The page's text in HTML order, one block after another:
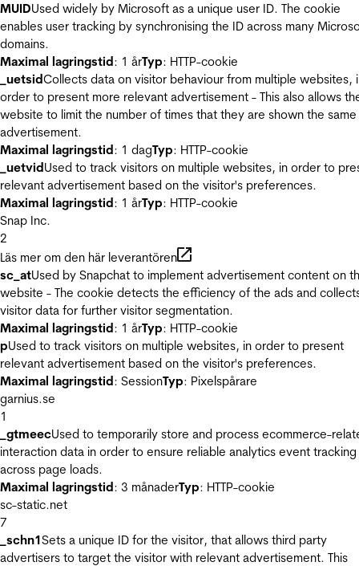
MUIDUsed widely by Microsoft as a unique user ID. The cookie
enables user tracking by synchronising the ID across many
domains.
Maximal lagringstid: 1 årTyp: HTTP-cookie
_uetsidCollects data on visitor behaviour from multiple websites,
order to present more relevant advertisement - This also allows
website to limit the number of times that they are shown the same
advertisement.
Maximal lagringstid: 1 dagTyp: HTTP-cookie
_uetvidUsed to track visitors on multiple websites, in order to
relevant advertisement based on the visitor's preferences.
Maximal lagringstid: 1 årTyp: HTTP-cookie
Snap Inc.
2
Läs mer om den här leverantören
sc_atUsed by Snapchat to implement advertisement content on
website - The cookie detects the efficiency of the ads and
visitor data for further visitor segmentation.
Maximal lagringstid: 1 årTyp: HTTP-cookie
pUsed to track visitors on multiple websites, in order to present
relevant advertisement based on the visitor's preferences.
Maximal lagringstid: SessionTyp: Pixelspårare
garnius.se
1
_gtmeecUsed to temporarily store and process ecommerce-
interaction data in order to ensure reliable analytics event tracking
across page loads.
Maximal lagringstid: 3 månaderTyp: HTTP-cookie
sc-static.net
7
_schn1Sets a unique ID for the visitor, that allows third party
advertisers to target the visitor with relevant advertisement. This